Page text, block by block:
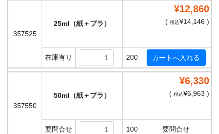
357525
25ml（紙＋プラ）
¥12,860
( 税込¥14,146 )
在庫有り 200
357550
50ml（紙＋プラ）
¥6,330
( 税込¥6,963 )
要問合せ 100 要問合せ